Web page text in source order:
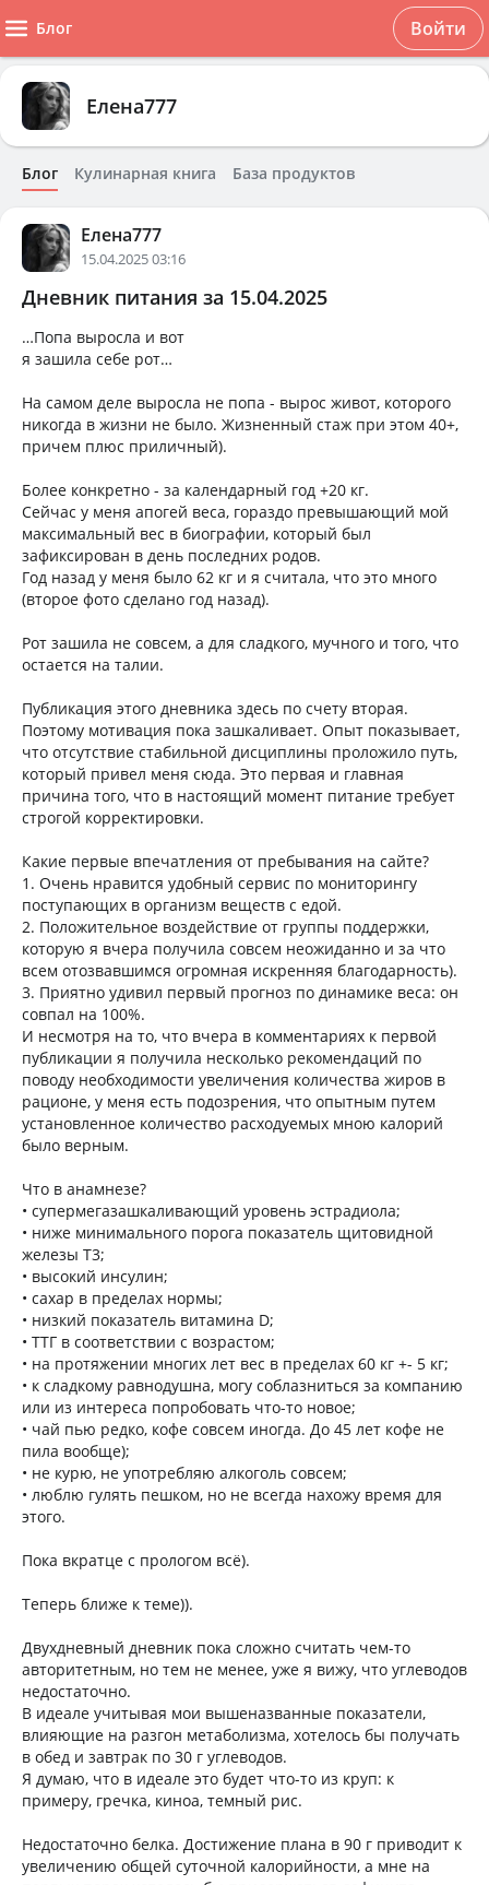
Блог Войти
Елена777
Блог Кулинарная книга База продуктов
Елена777
15.04.2025 03:16
Дневник питания за 15.04.2025
…Попа выросла и вот
я зашила себе рот…
На самом деле выросла не попа - вырос живот, которого
никогда в жизни не было. Жизненный стаж при этом 40+,
причем плюс приличный).
Более конкретно - за календарный год +20 кг.
Сейчас у меня апогей веса, гораздо превышающий мой
максимальный вес в биографии, который был
зафиксирован в день последних родов.
Год назад у меня было 62 кг и я считала, что это много
(второе фото сделано год назад).
Рот зашила не совсем, а для сладкого, мучного и того, что
остается на талии.
Публикация этого дневника здесь по счету вторая.
Поэтому мотивация пока зашкаливает. Опыт показывает,
что отсутствие стабильной дисциплины проложило путь,
который привел меня сюда. Это первая и главная
причина того, что в настоящий момент питание требует
строгой корректировки.
Какие первые впечатления от пребывания на сайте?
1. Очень нравится удобный сервис по мониторингу
поступающих в организм веществ с едой.
2. Положительное воздействие от группы поддержки,
которую я вчера получила совсем неожиданно и за что
всем отозвавшимся огромная искренняя благодарность).
3. Приятно удивил первый прогноз по динамике веса: он
совпал на 100%.
И несмотря на то, что вчера в комментариях к первой
публикации я получила несколько рекомендаций по
поводу необходимости увеличения количества жиров в
рационе, у меня есть подозрения, что опытным путем
установленное количество расходуемых мною калорий
было верным.
Что в анамнезе?
• супермегазашкаливающий уровень эстрадиола;
• ниже минимального порога показатель щитовидной
железы Т3;
• высокий инсулин;
• сахар в пределах нормы;
• низкий показатель витамина D;
• ТТГ в соответствии с возрастом;
• на протяжении многих лет вес в пределах 60 кг +- 5 кг;
• к сладкому равнодушна, могу соблазниться за компанию
или из интереса попробовать что-то новое;
• чай пью редко, кофе совсем иногда. До 45 лет кофе не
пила вообще);
• не курю, не употребляю алкоголь совсем;
• люблю гулять пешком, но не всегда нахожу время для
этого.
Пока вкратце с прологом всё).
Теперь ближе к теме)).
Двухдневный дневник пока сложно считать чем-то
авторитетным, но тем не менее, уже я вижу, что углеводов
недостаточно.
В идеале учитывая мои вышеназванные показатели,
влияющие на разгон метаболизма, хотелось бы получать
в обед и завтрак по 30 г углеводов.
Я думаю, что в идеале это будет что-то из круп: к
примеру, гречка, киноа, темный рис.
Недостаточно белка. Достижение плана в 90 г приводит к
увеличению общей суточной калорийности, а мне на